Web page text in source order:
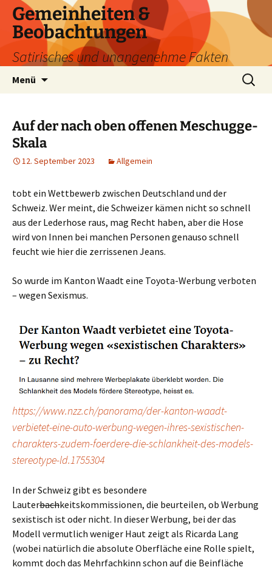
Zum
Inhalt
springen
Gemeinheiten &
Beobachtungen
Satirisches und unangenehme Fakten
Menü
Suchen
nach:
Auf der nach oben offenen Meschugge-
Skala
12. September 2023 Allgemein
tobt ein Wettbewerb zwischen Deutschland und der
Schweiz. Wer meint, die Schweizer kämen nicht so schnell
aus der Lederhose raus, mag Recht haben, aber die Hose
wird von Innen bei manchen Personen genauso schnell
feucht wie hier die zerrissenen Jeans.
So wurde im Kanton Waadt eine Toyota-Werbung verboten
– wegen Sexismus.
https://www.nzz.ch/panorama/der-kanton-waadt-
verbietet-eine-auto-werbung-wegen-ihres-sexistischen-
charakters-zudem-foerdere-die-schlankheit-des-models-
stereotype-ld.1755304
In der Schweiz gibt es besondere
Lauterbachkeitskommissionen, die beurteilen, ob Werbung
sexistisch ist oder nicht. In dieser Werbung, bei der das
Modell vermutlich weniger Haut zeigt als Ricarda Lang
(wobei natürlich die absolute Oberfläche eine Rolle spielt,
kommt doch das Mehrfachkinn schon auf die Beinfläche